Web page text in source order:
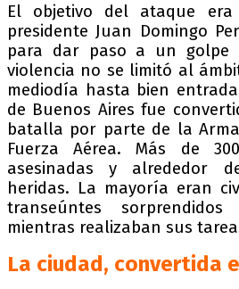
El objetivo del ataque
presidente Juan Domingo
para dar paso a un golpe
violencia no se limitó al
mediodía hasta bien
de Buenos Aires fue
batalla por parte de la
Fuerza Aérea. Más de
asesinadas y alrededor
heridas. La mayoría eran
transeúntes
mientras realizaban sus
La ciudad, convertida